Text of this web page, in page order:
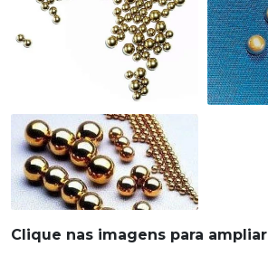
Clique nas imagens para ampliar